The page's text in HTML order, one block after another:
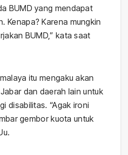
BUMD yang mendapat
Kenapa? Karena mungkin
BUMD,” kata saat
itu mengaku akan
dan daerah lain untuk
disabilitas. “Agak ironi
gembor kuota untuk